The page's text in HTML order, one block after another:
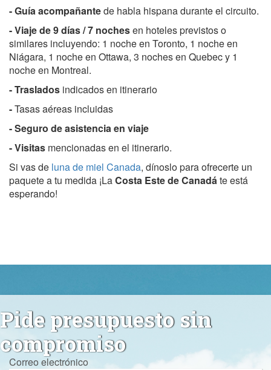
- Guía acompañantede habla hispana durante el circuito.
- Viaje de 9 días / 7 nochesen hoteles previstos o
similares incluyendo: 1 noche en Toronto, 1 noche en
Niágara, 1 noche en Ottawa, 3 noches en Quebec y 1
noche en Montreal.
- Traslados indicados en itinerario
-Tasas aéreas incluidas
- Seguro de asistencia en viaje
-Visitas mencionadas en el itinerario.
Si vas de luna de miel Canada, dínoslo para ofrecerte un
paquete a tu medida ¡LaCosta Este de Canadáte está
esperando!
Pide presupuesto sin
compromiso
Correo electrónico